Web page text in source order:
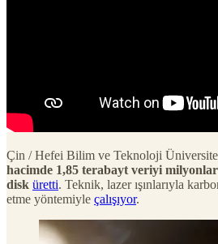
Çin / Hefei Bilim ve Teknoloji
hacimde 1,85 terabayt veriyi
disk üretti. Teknik, lazer ışınlarıyla
etme yöntemiyle çalışıyor.